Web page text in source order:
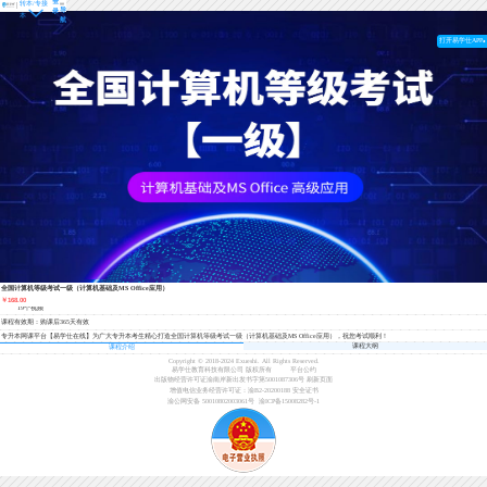
转本/专接
本
登
录导
航
打开易学仕APP
全国计算机等级考试一级（计算机基础及MS Office应用）
￥168.00
19个视频
课程有效期：购课后365天有效
专升本网课平台【易学仕在线】为广大专升本考生精心打造全国计算机等级考试一级（计算机基础及MS Office应用），祝您考试顺利！
课程介绍
课程大纲
Copyright © 2018-2024 Exueshi. All Rights Reserved.
易学仕教育科技有限公司 版权所有
平台公约
出版物经营许可证渝南岸新出发书字第5001087306号 刷新页面
增值电信业务经营许可证：渝B2-20200188 安全证书
渝公网安备 50010802003061号
渝ICP备15008282号-1